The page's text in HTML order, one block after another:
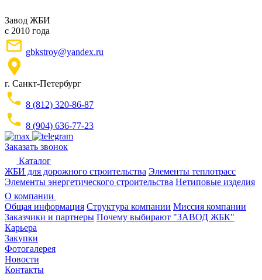
Завод ЖБИ
с 2010 года
gbkstroy@yandex.ru
г. Санкт-Петербург
8 (812) 320-86-87
8 (904) 636-77-23
Заказать звонок
Каталог
ЖБИ для дорожного строительства Элементы теплотрасс
Элементы энергетического строительства Нетиповые изделия
О компании
Общая информация Структура компании Миссия компании
Заказчики и партнеры Почему выбирают "ЗАВОД ЖБК"
Карьера
Закупки
Фотогалерея
Новости
Контакты